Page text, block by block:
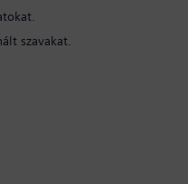
szavakat.